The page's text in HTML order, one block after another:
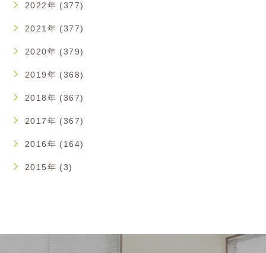
2022年 (377)
2021年 (377)
2020年 (379)
2019年 (368)
2018年 (367)
2017年 (367)
2016年 (164)
2015年 (3)